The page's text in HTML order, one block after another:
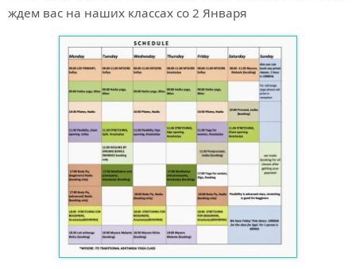
ждем вас на наших классах со 2 Января